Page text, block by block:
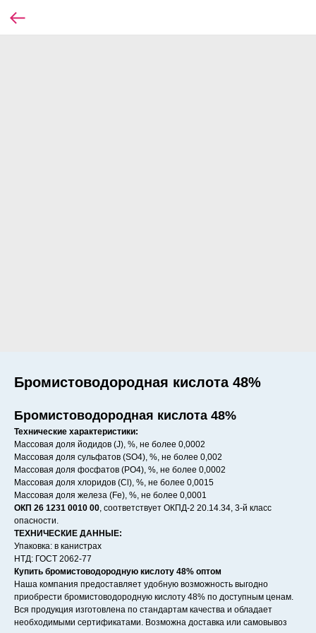
Бромистоводородная кислота 48%
Бромистоводородная кислота 48%
Технические характеристики:
Массовая доля йодидов (J), %, не более 0,0002
Массовая доля сульфатов (SO4), %, не более 0,002
Массовая доля фосфатов (PO4), %, не более 0,0002
Массовая доля хлоридов (Cl), %, не более 0,0015
Массовая доля железа (Fe), %, не более 0,0001
ОКП 26 1231 0010 00, соответствует ОКПД-2 20.14.34, 3-й класс
опасности.
ТЕХНИЧЕСКИЕ ДАННЫЕ:
Упаковка: в канистрах
НТД: ГОСТ 2062-77
Купить бромистоводородную кислоту 48% оптом
Наша компания предоставляет удобную возможность выгодно
приобрести бромистоводородную кислоту 48% по доступным ценам.
Вся продукция изготовлена по стандартам качества и обладает
необходимыми сертификатами. Возможна доставка или самовывоз